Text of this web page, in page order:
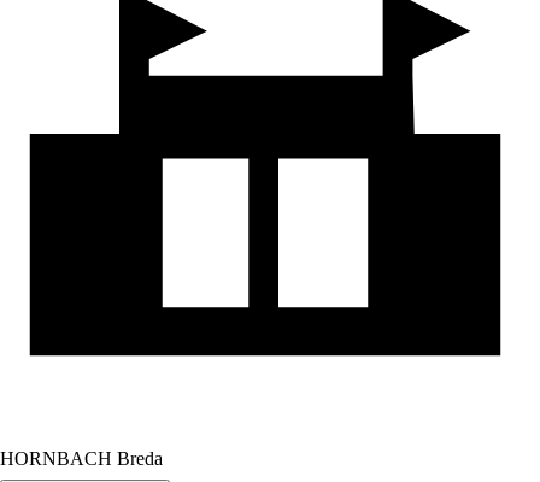
HORNBACH Breda